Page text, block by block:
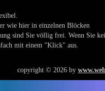
wie hier in einzelnen Blöcken
sind Sie völlig frei. Wenn Sie
mit einem "Klick" aus.
copyright © 2026 by